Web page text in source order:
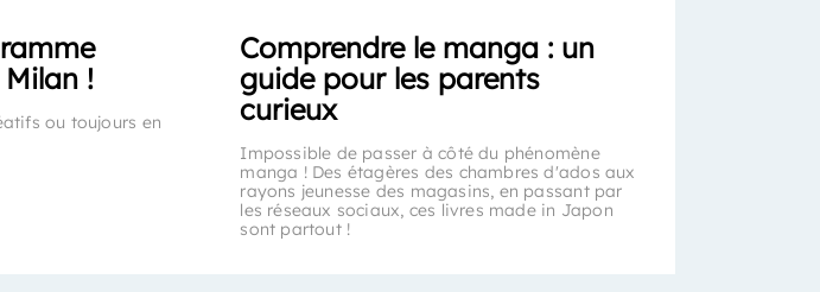
!
ou toujours en
Comprendre le manga : un
guide pour les parents
curieux
Impossible de passer à côté du phénomène
manga ! Des étagères des chambres d'ados aux
rayons jeunesse des magasins, en passant par
les réseaux sociaux, ces livres made in Japon
sont partout !